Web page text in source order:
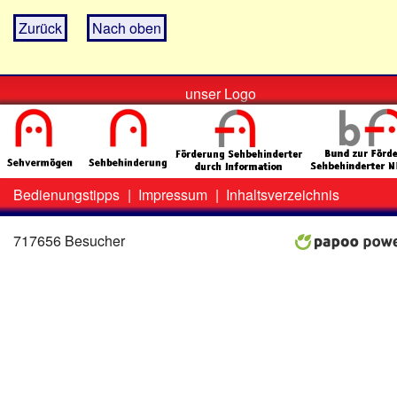
Zurück Nach oben
unser Logo
Zweit-
Menü
Bedienungstipps | Impressum | Inhaltsverzeichnis
717656 Besucher